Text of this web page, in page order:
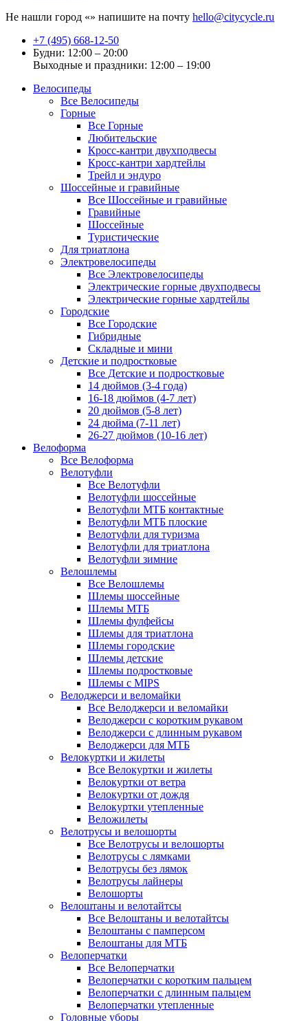
Не нашли город «» напишите на почту hello@citycycle.ru
+7 (495) 668-12-50
Будни: 12:00 – 20:00
Выходные и праздники: 12:00 – 19:00
Велосипеды
Все Велосипеды
Горные
Все Горные
Любительские
Кросс-кантри двухподвесы
Кросс-кантри хардтейлы
Трейл и эндуро
Шоссейные и гравийные
Все Шоссейные и гравийные
Гравийные
Шоссейные
Туристические
Для триатлона
Электровелосипеды
Все Электровелосипеды
Электрические горные двухподвесы
Электрические горные хардтейлы
Городские
Все Городские
Гибридные
Складные и мини
Детские и подростковые
Все Детские и подростковые
14 дюймов (3-4 года)
16-18 дюймов (4-7 лет)
20 дюймов (5-8 лет)
24 дюйма (7-11 лет)
26-27 дюймов (10-16 лет)
Велоформа
Все Велоформа
Велотуфли
Все Велотуфли
Велотуфли шоссейные
Велотуфли МТБ контактные
Велотуфли МТБ плоские
Велотуфли для туризма
Велотуфли для триатлона
Велотуфли зимние
Велошлемы
Все Велошлемы
Шлемы шоссейные
Шлемы МТБ
Шлемы фулфейсы
Шлемы для триатлона
Шлемы городские
Шлемы детские
Шлемы подростковые
Шлемы с MIPS
Велоджерси и веломайки
Все Велоджерси и веломайки
Велоджерси с коротким рукавом
Велоджерси с длинным рукавом
Велоджерси для МТБ
Велокуртки и жилеты
Все Велокуртки и жилеты
Велокуртки от ветра
Велокуртки от дождя
Велокуртки утепленные
Веложилеты
Велотрусы и велошорты
Все Велотрусы и велошорты
Велотрусы с лямками
Велотрусы без лямок
Велотрусы лайнеры
Велошорты
Велоштаны и велотайтсы
Все Велоштаны и велотайтсы
Велоштаны с памперсом
Велоштаны для МТБ
Велоперчатки
Все Велоперчатки
Велоперчатки с коротким пальцем
Велоперчатки с длинным пальцем
Велоперчатки утепленные
Головные уборы